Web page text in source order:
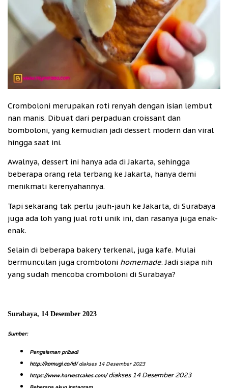
Cromboloni merupakan roti renyah dengan isian lembut
nan manis. Dibuat dari perpaduan croissant dan
bomboloni, yang kemudian jadi dessert modern dan viral
hingga saat ini.
Awalnya, dessert ini hanya ada di Jakarta, sehingga
beberapa orang rela terbang ke Jakarta, hanya demi
menikmati kerenyahannya.
Tapi sekarang tak perlu jauh-jauh ke Jakarta, di Surabaya
juga ada loh yang jual roti unik ini, dan rasanya juga enak-
enak.
Selain di beberapa bakery terkenal, juga kafe. Mulai
bermunculan juga cromboloni homemade. Jadi siapa nih
yang sudah mencoba cromboloni di Surabaya?
Surabaya, 14 Desember 2023
Sumber:
Pengalaman pribadi
http://komugi.co/id/diakses 14 Desember 2023
https://www.harvestcakes.com/diakses 14 Desember 2023